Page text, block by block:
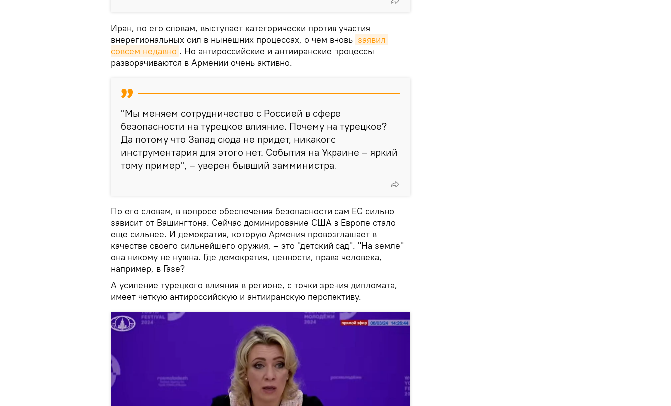
Иран, по его словам, выступает категорически против участия
внерегиональных сил в нынешних процессах, о чем вновь заявил
совсем недавно . Но антироссийские и антииранские процессы
разворачиваются в Армении очень активно.
"Мы меняем сотрудничество с Россией в сфере
безопасности на турецкое влияние. Почему на турецкое?
Да потому что Запад сюда не придет, никакого
инструментария для этого нет. События на Украине – яркий
тому пример", – уверен бывший замминистра.
По его словам, в вопросе обеспечения безопасности сам ЕС сильно
зависит от Вашингтона. Сейчас доминирование США в Европе стало
еще сильнее. И демократия, которую Армения провозглашает в
качестве своего сильнейшего оружия, – это "детский сад". "На земле"
она никому не нужна. Где демократия, ценности, права человека,
например, в Газе?
А усиление турецкого влияния в регионе, с точки зрения дипломата,
имеет четкую антироссийскую и антииранскую перспективу.